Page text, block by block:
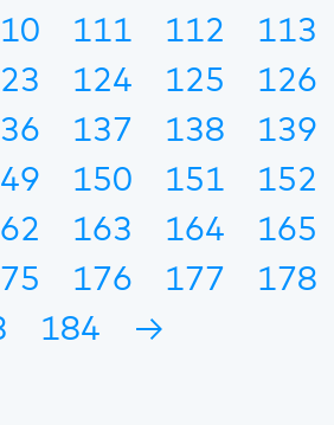
111 112 113
124 125 126
137 138 139
150 151 152
163 164 165
176 177 178
184 →